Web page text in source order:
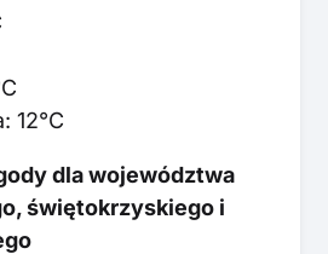
12°C
dla województwa
świętokrzyskiego i